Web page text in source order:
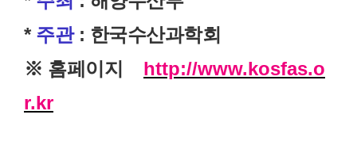
* 주관: 한국수산과학회
※ 홈페이지 http://www.kosfas.o
r.kr